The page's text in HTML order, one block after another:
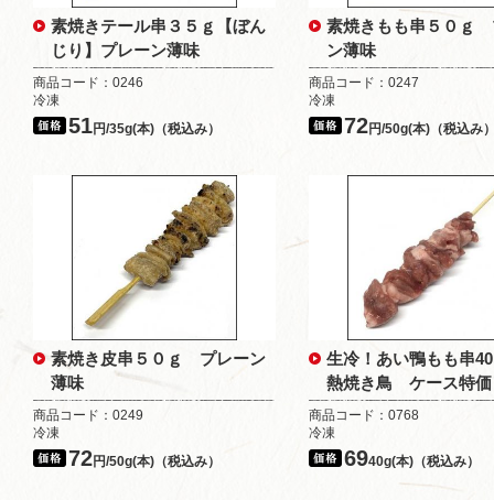
素焼きテール串３５ｇ【ぼん
じり】プレーン薄味
商品コード：0246
冷凍
51円/35g(本)（税込み）
素焼きもも串５０ｇ
ン薄味
商品コード：0247
冷凍
72円/50g(本)（税込み
素焼き皮串５０ｇ プレーン
薄味
商品コード：0249
冷凍
72円/50g(本)（税込み）
生冷！あい鴨もも串
熱焼き鳥 ケース特価
商品コード：0768
冷凍
6940g(本)（税込み）